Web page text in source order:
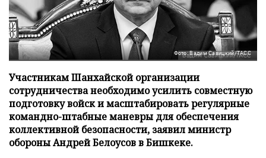
Фото: Вадим Савицкий/ТАСС
Участникам Шанхайской организации
сотрудничества необходимо усилить совместную
подготовку войск и масштабировать регулярные
командно-штабные маневры для обеспечения
коллективной безопасности, заявил министр
обороны Андрей Белоусов в Бишкеке.